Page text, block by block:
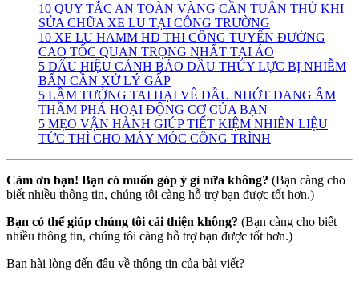
10 QUY TẮC AN TOÀN VÀNG CẦN TUÂN THỦ KHI
SỬA CHỮA XE LU TẠI CÔNG TRƯỜNG
10 XE LU HAMM HD THI CÔNG TUYẾN ĐƯỜNG
CAO TỐC QUAN TRỌNG NHẤT TẠI ÁO
5 DẤU HIỆU CẢNH BÁO DẦU THỦY LỰC BỊ NHIỄM
BẨN CẦN XỬ LÝ GẤP
5 LẦM TƯỞNG TAI HẠI VỀ DẦU NHỚT ĐANG ÂM
THẦM PHÁ HOẠI ĐỘNG CƠ CỦA BẠN
5 MẸO VẬN HÀNH GIÚP TIẾT KIỆM NHIÊN LIỆU
TỨC THÌ CHO MÁY MÓC CÔNG TRÌNH
Cảm ơn bạn! Bạn có muốn góp ý gì nữa không? (Bạn càng cho
biết nhiều thông tin, chúng tôi càng hỗ trợ bạn được tốt hơn.)
Bạn có thể giúp chúng tôi cải thiện không? (Bạn càng cho biết
nhiều thông tin, chúng tôi càng hỗ trợ bạn được tốt hơn.)
Bạn hài lòng đến đâu về thông tin của bài viết?